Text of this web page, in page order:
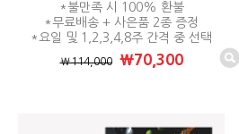
*불만족 시 100% 환불
*무료배송 + 사은품 2종 증정
*요일 및 1,2,3,4,8주 간격 중 선택
₩114,000 ₩70,300